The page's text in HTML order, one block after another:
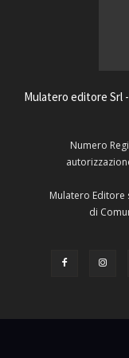
Mulatero editore Srl
Numero
Mulatero Editore
di